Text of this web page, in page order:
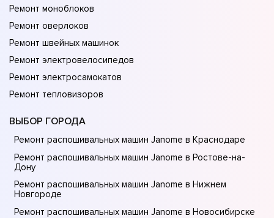
Ремонт моноблоков
Ремонт оверлоков
Ремонт швейных машинок
Ремонт электровелосипедов
Ремонт электросамокатов
Ремонт тепловизоров
ВЫБОР ГОРОДА
Ремонт распошивальных машин Janome в Краснодаре
Ремонт распошивальных машин Janome в Ростове-на-
Донy
Ремонт распошивальных машин Janome в Нижнем
Новгороде
Ремонт распошивальных машин Janome в Новосибирске